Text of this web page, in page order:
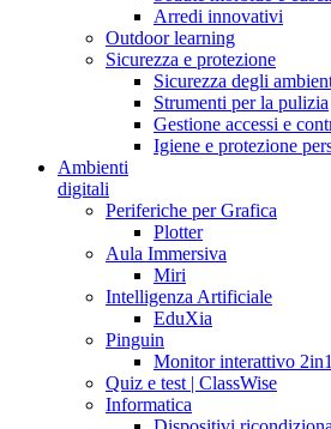
Arredi innovativi
Outdoor learning
Sicurezza e protezione
Sicurezza degli
Strumenti per la pulizia
Gestione accessi e
Igiene e protezione
Ambienti
digitali
Periferiche per Grafica
Plotter
Aula Immersiva
Miri
Intelligenza Artificiale
EduXia
Pinguin
Monitor interattivo 2in1
Quiz e test | ClassWise
Informatica